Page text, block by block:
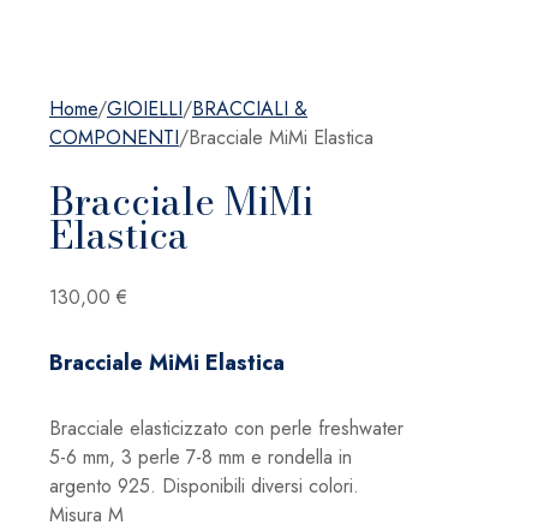
Home/GIOIELLI/BRACCIALI &
COMPONENTI/Bracciale MiMi Elastica
Bracciale MiMi
Elastica
130,00 €
Bracciale MiMi Elastica
Bracciale elasticizzato con perle freshwater
5-6 mm, 3 perle 7-8 mm e rondella in
argento 925. Disponibili diversi colori.
Misura M